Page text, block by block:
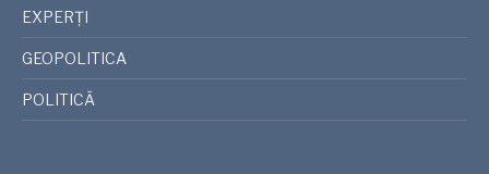
EXPERȚI
GEOPOLITICA
POLITICĂ